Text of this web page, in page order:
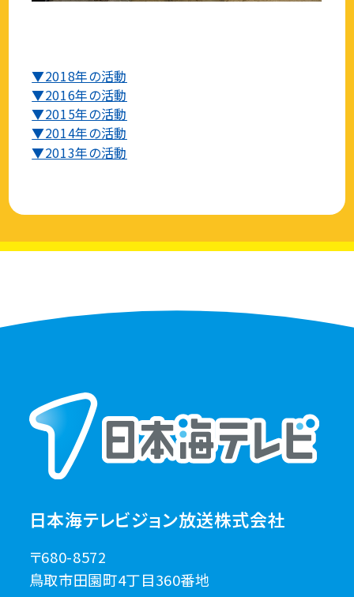
▼2018年の活動
▼2016年の活動
▼2015年の活動
▼2014年の活動
▼2013年の活動
日本海テレビジョン放送株式会社
〒680-8572
鳥取市田園町4丁目360番地